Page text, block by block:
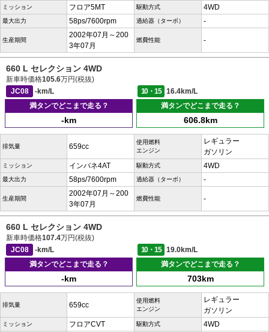
ミッション フロア5MT 駆動方式 4WD
最大出力 58ps/7600rpm 過給器（ターボ） -
生産期間
2002年07月～200
3年07月
燃費性能 -
660 L セレクション 4WD
新車時価格105.6万円(税抜)
JC08
-km/L 10・15
16.4km/L
満タンでどこまで走る？
-km
満タンでどこまで走る？
606.8km
排気量 659cc
使用燃料
エンジン
レギュラー
ガソリン
ミッション インパネ4AT 駆動方式 4WD
最大出力 58ps/7600rpm 過給器（ターボ） -
生産期間
2002年07月～200
3年07月
燃費性能 -
660 L セレクション 4WD
新車時価格107.4万円(税抜)
JC08
-km/L 10・15
19.0km/L
満タンでどこまで走る？
-km
満タンでどこまで走る？
703km
排気量 659cc
使用燃料
エンジン
レギュラー
ガソリン
ミッション フロアCVT 駆動方式 4WD